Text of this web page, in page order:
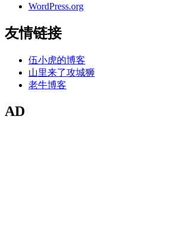
WordPress.org
友情链接
伍小虎的博客
山里来了攻城狮
老牛博客
AD